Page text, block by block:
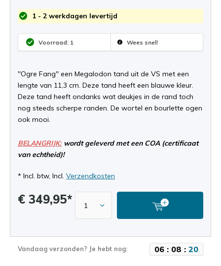
1 - 2 werkdagen levertijd
Voorraad: 1 Wees snel!
''Ogre Fang'' een Megalodon tand uit de VS met een
lengte van 11,3 cm. Deze tand heeft een blauwe kleur.
Deze tand heeft ondanks wat deukjes in de rand toch
nog steeds scherpe randen. De wortel en bourlette ogen
ook mooi.
BELANGRIJK:wordt geleverd met een COA (certificaat
van echtheid)!
* Incl. btw, Incl. Verzendkosten
€ 349,95*
Vandaag verzonden? Je hebt nog: 06 : 08 : 19